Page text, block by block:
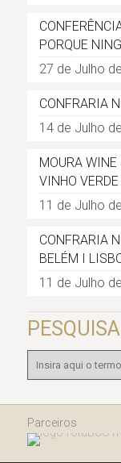
PORQUE
27 de Julho
CONFRARIA
14 de Julho
MOURA
VINHO VERDE
11 de Julho
CONFRARIA
BELÉM I
11 de Julho
PESQUISA
Parceiros